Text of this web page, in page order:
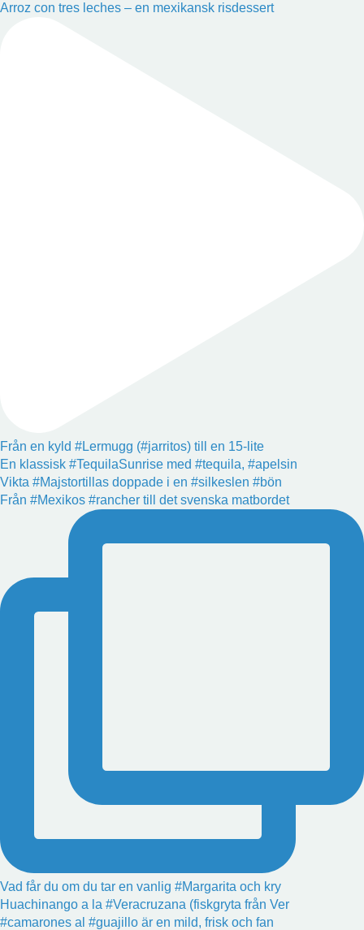
Arroz con tres leches – en mexikansk risdessert
Från en kyld #Lermugg (#jarritos) till en 15-lite
En klassisk #TequilaSunrise med #tequila, #apelsin
Vikta #Majstortillas doppade i en #silkeslen #bön
Från #Mexikos #rancher till det svenska matbordet
Vad får du om du tar en vanlig #Margarita och kry
Huachinango a la #Veracruzana (fiskgryta från Ver
#camarones al #guajillo är en mild, frisk och fan